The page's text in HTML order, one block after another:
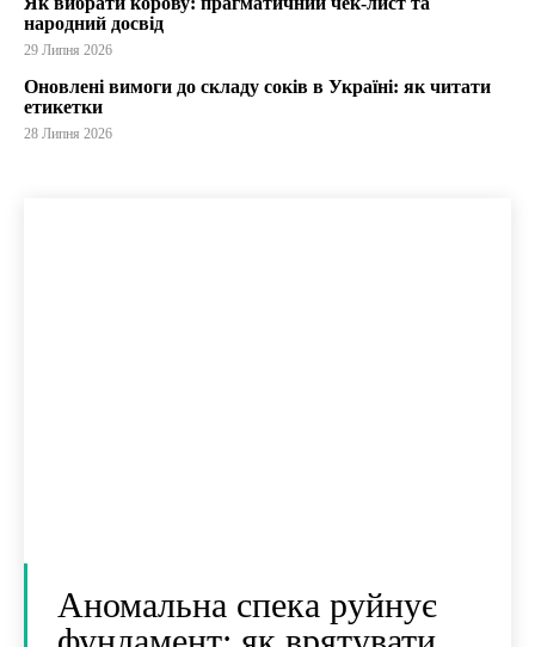
народний досвід
29 Липня 2026
Оновлені вимоги до складу соків в Україні: як читати
етикетки
28 Липня 2026
Аномальна спека руйнує